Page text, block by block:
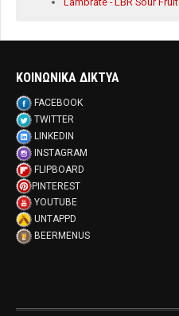
ΚΟΙΝΩΝΙΚΑ ΔΙΚΤΥΑ
FACEBOOK
TWITTER
LINKEDIN
INSTAGRAM
FLIPBOARD
PINTEREST
YOUTUBE
UNTAPPD
BEERMENUS